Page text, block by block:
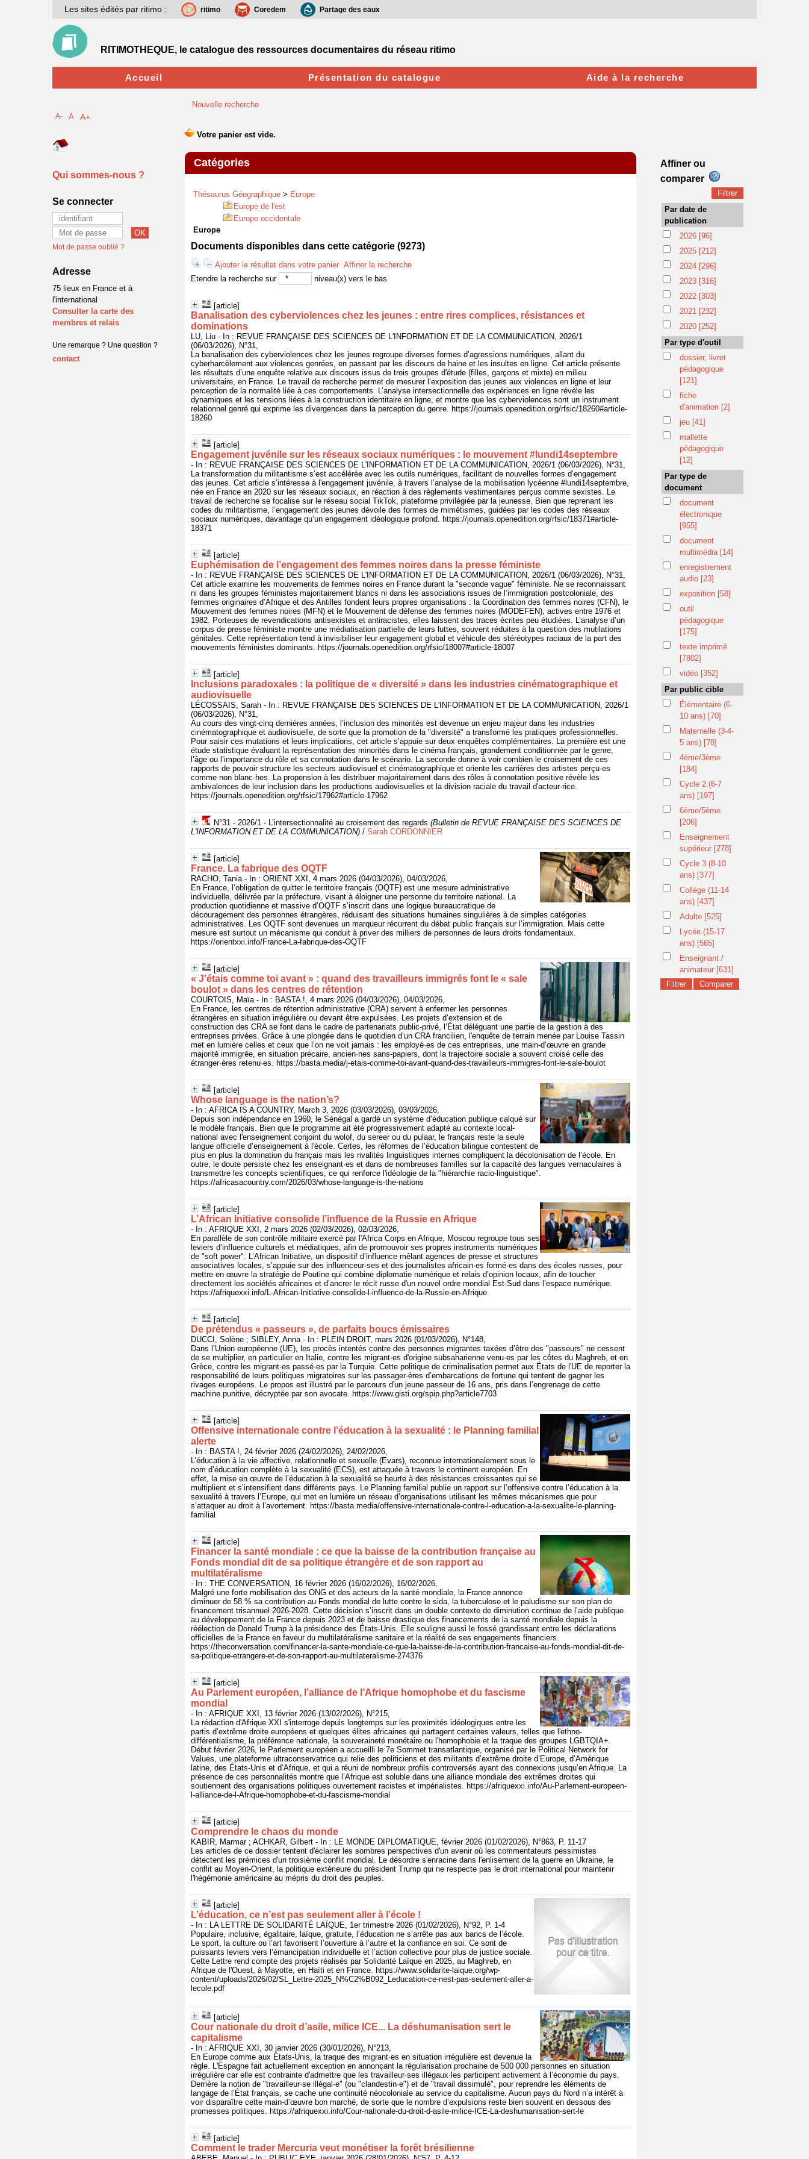
Nouvelle recherche
Catégories
Thésaurus Géographique > Europe
Europe de l'est
Europe occidentale
Europe
Documents disponibles dans cette catégorie (9273)
Ajouter le résultat dans votre panier Affiner la recherche
Etendre la recherche sur
niveau(x) vers le bas
[article]
Banalisation des cyberviolences chez les jeunes : entre rires complices, résistances et
dominations
LU, Liu - In : REVUE FRANÇAISE DES SCIENCES DE L'INFORMATION ET DE LA COMMUNICATION, 2026/1
(06/03/2026), N°31,
La banalisation des cyberviolences chez les jeunes regroupe diverses formes d’agressions numériques, allant du
cyberharcèlement aux violences genrées, en passant par les discours de haine et les insultes en ligne. Cet article présente
les résultats d’une enquête relative aux discours issus de trois groupes d'étude (filles, garçons et mixte) en milieu
universitaire, en France. Le travail de recherche permet de mesurer l’exposition des jeunes aux violences en ligne et leur
perception de la normalité liée à ces comportements. L’analyse intersectionnelle des expériences en ligne révèle les
dynamiques et les tensions liées à la construction identitaire en ligne, et montre que les cyberviolences sont un instrument
relationnel genré qui exprime les divergences dans la perception du genre. https://journals.openedition.org/rfsic/18260#article-
18260
[article]
Engagement juvénile sur les réseaux sociaux numériques : le mouvement #lundi14septembre
- In : REVUE FRANÇAISE DES SCIENCES DE L'INFORMATION ET DE LA COMMUNICATION, 2026/1 (06/03/2026), N°31,
La transformation du militantisme s’est accélérée avec les outils numériques, facilitant de nouvelles formes d’engagement
des jeunes. Cet article s’intéresse à l'engagement juvénile, à travers l’analyse de la mobilisation lycéenne #lundi14septembre,
née en France en 2020 sur les réseaux sociaux, en réaction à des règlements vestimentaires perçus comme sexistes. Le
travail de recherche se focalise sur le réseau social TikTok, plateforme privilégiée par la jeunesse. Bien que reprenant les
codes du militantisme, l’engagement des jeunes dévoile des formes de mimétismes, guidées par les codes des réseaux
sociaux numériques, davantage qu’un engagement idéologique profond. https://journals.openedition.org/rfsic/18371#article-
18371
[article]
Euphémisation de l’engagement des femmes noires dans la presse féministe
- In : REVUE FRANÇAISE DES SCIENCES DE L'INFORMATION ET DE LA COMMUNICATION, 2026/1 (06/03/2026), N°31,
Cet article examine les mouvements de femmes noires en France durant la "seconde vague" féministe. Ne se reconnaissant
ni dans les groupes féministes majoritairement blancs ni dans les associations issues de l’immigration postcoloniale, des
femmes originaires d’Afrique et des Antilles fondent leurs propres organisations : la Coordination des femmes noires (CFN), le
Mouvement des femmes noires (MFN) et le Mouvement de défense des femmes noires (MODEFEN), actives entre 1976 et
1982. Porteuses de revendications antisexistes et antiracistes, elles laissent des traces écrites peu étudiées. L’analyse d’un
corpus de presse féministe montre une médiatisation partielle de leurs luttes, souvent réduites à la question des mutilations
génitales. Cette représentation tend à invisibiliser leur engagement global et véhicule des stéréotypes raciaux de la part des
mouvements féministes dominants. https://journals.openedition.org/rfsic/18007#article-18007
[article]
Inclusions paradoxales : la politique de « diversité » dans les industries cinématographique et
audiovisuelle
LÉCOSSAIS, Sarah - In : REVUE FRANÇAISE DES SCIENCES DE L'INFORMATION ET DE LA COMMUNICATION, 2026/1
(06/03/2026), N°31,
Au cours des vingt-cinq dernières années, l’inclusion des minorités est devenue un enjeu majeur dans les industries
cinématographique et audiovisuelle, de sorte que la promotion de la "diversité" a transformé les pratiques professionnelles.
Pour saisir ces mutations et leurs implications, cet article s’appuie sur deux enquêtes complémentaires. La première est une
étude statistique évaluant la représentation des minorités dans le cinéma français, grandement conditionnée par le genre,
l’âge ou l’importance du rôle et sa connotation dans le scénario. La seconde donne à voir combien le croisement de ces
rapports de pouvoir structure les secteurs audiovisuel et cinématographique et oriente les carrières des artistes perçu·es
comme non blanc·hes. La propension à les distribuer majoritairement dans des rôles à connotation positive révèle les
ambivalences de leur inclusion dans les productions audiovisuelles et la division raciale du travail d'acteur·rice.
https://journals.openedition.org/rfsic/17962#article-17962
N°31 - 2026/1 - L’intersectionnalité au croisement des regards (Bulletin de REVUE FRANÇAISE DES SCIENCES DE
L'INFORMATION ET DE LA COMMUNICATION) / Sarah CORDONNIER
[article]
France. La fabrique des OQTF
RACHO, Tania - In : ORIENT XXI, 4 mars 2026 (04/03/2026), 04/03/2026,
En France, l’obligation de quitter le territoire français (OQTF) est une mesure administrative
individuelle, délivrée par la préfecture, visant à éloigner une personne du territoire national. La
production quotidienne et massive d’OQTF s’inscrit dans une logique bureaucratique de
découragement des personnes étrangères, réduisant des situations humaines singulières à de simples catégories
administratives. Les OQTF sont devenues un marqueur récurrent du débat public français sur l’immigration. Mais cette
mesure est surtout un mécanisme qui conduit à priver des milliers de personnes de leurs droits fondamentaux.
https://orientxxi.info/France-La-fabrique-des-OQTF
[article]
« J’étais comme toi avant » : quand des travailleurs immigrés font le « sale
boulot » dans les centres de rétention
COURTOIS, Maïa - In : BASTA !, 4 mars 2026 (04/03/2026), 04/03/2026,
En France, les centres de rétention administrative (CRA) servent à enfermer les personnes
étrangères en situation irrégulière ou devant être expulsées. Les projets d’extension et de
construction des CRA se font dans le cadre de partenariats public-privé, l’État déléguant une partie de la gestion à des
entreprises privées. Grâce à une plongée dans le quotidien d’un CRA francilien, l'enquête de terrain menée par Louise Tassin
met en lumière celles et ceux que l’on ne voit jamais : les employé·es de ces entreprises, une main-d’œuvre en grande
majorité immigrée, en situation précaire, ancien·nes sans-papiers, dont la trajectoire sociale a souvent croisé celle des
étranger·ères retenu·es. https://basta.media/j-etais-comme-toi-avant-quand-des-travailleurs-immigres-font-le-sale-boulot
[article]
Whose language is the nation’s?
- In : AFRICA IS A COUNTRY, March 3, 2026 (03/03/2026), 03/03/2026,
Depuis son indépendance en 1960, le Sénégal a gardé un système d’éducation publique calqué sur
le modèle français. Bien que le programme ait été progressivement adapté au contexte local-
national avec l'enseignement conjoint du wolof, du sereer ou du pulaar, le français reste la seule
langue officielle d’enseignement à l'école. Certes, les réformes de l’éducation bilingue contestent de
plus en plus la domination du français mais les rivalités linguistiques internes compliquent la décolonisation de l’école. En
outre, le doute persiste chez les enseignant·es et dans de nombreuses familles sur la capacité des langues vernaculaires à
transmettre les concepts scientifiques, ce qui renforce l'idéologie de la "hiérarchie racio-linguistique".
https://africasacountry.com/2026/03/whose-language-is-the-nations
[article]
L’African Initiative consolide l’influence de la Russie en Afrique
- In : AFRIQUE XXI, 2 mars 2026 (02/03/2026), 02/03/2026,
En parallèle de son contrôle militaire exercé par l'Africa Corps en Afrique, Moscou regroupe tous ses
leviers d’influence culturels et médiatiques, afin de promouvoir ses propres instruments numériques
de "soft power". L’African Initiative, un dispositif d’influence mêlant agences de presse et structures
associatives locales, s’appuie sur des influenceur·ses et des journalistes africain·es formé·es dans des écoles russes, pour
mettre en œuvre la stratégie de Poutine qui combine diplomatie numérique et relais d’opinion locaux, afin de toucher
directement les sociétés africaines et d’ancrer le récit russe d'un nouvel ordre mondial Est-Sud dans l’espace numérique.
https://afriquexxi.info/L-African-Initiative-consolide-l-influence-de-la-Russie-en-Afrique
[article]
De prétendus « passeurs », de parfaits boucs émissaires
DUCCI, Solène ; SIBLEY, Anna - In : PLEIN DROIT, mars 2026 (01/03/2026), N°148,
Dans l’Union européenne (UE), les procès intentés contre des personnes migrantes taxées d’être des "passeurs" ne cessent
de se multiplier, en particulier en Italie, contre les migrant·es d'origine subsaharienne venu·es par les côtes du Maghreb, et en
Grèce, contre les migrant·es passé·es par la Turquie. Cette politique de criminalisation permet aux États de l'UE de reporter la
responsabilité de leurs politiques migratoires sur les passager·ères d’embarcations de fortune qui tentent de gagner les
rivages européens. Le propos est illustré par le parcours d'un jeune passeur de 16 ans, pris dans l’engrenage de cette
machine punitive, décryptée par son avocate. https://www.gisti.org/spip.php?article7703
[article]
Offensive internationale contre l’éducation à la sexualité : le Planning familial
alerte
- In : BASTA !, 24 février 2026 (24/02/2026), 24/02/2026,
L’éducation à la vie affective, relationnelle et sexuelle (Evars), reconnue internationalement sous le
nom d’éducation complète à la sexualité (ECS), est attaquée à travers le continent européen. En
effet, la mise en œuvre de l’éducation à la sexualité se heurte à des résistances croissantes qui se
multiplient et s’intensifient dans différents pays. Le Planning familial publie un rapport sur l’offensive contre l’éducation à la
sexualité à travers l’Europe, qui met en lumière un réseau d’organisations utilisant les mêmes mécanismes que pour
s’attaquer au droit à l’avortement. https://basta.media/offensive-internationale-contre-l-education-a-la-sexualite-le-planning-
familial
[article]
Financer la santé mondiale : ce que la baisse de la contribution française au
Fonds mondial dit de sa politique étrangère et de son rapport au
multilatéralisme
- In : THE CONVERSATION, 16 février 2026 (16/02/2026), 16/02/2026,
Malgré une forte mobilisation des ONG et des acteurs de la santé mondiale, la France annonce
diminuer de 58 % sa contribution au Fonds mondial de lutte contre le sida, la tuberculose et le paludisme sur son plan de
financement trisannuel 2026-2028. Cette décision s’inscrit dans un double contexte de diminution continue de l’aide publique
au développement de la France depuis 2023 et de baisse drastique des financements de la santé mondiale depuis la
réélection de Donald Trump à la présidence des États-Unis. Elle souligne aussi le fossé grandissant entre les déclarations
officielles de la France en faveur du multilatéralisme sanitaire et la réalité de ses engagements financiers.
https://theconversation.com/financer-la-sante-mondiale-ce-que-la-baisse-de-la-contribution-francaise-au-fonds-mondial-dit-de-
sa-politique-etrangere-et-de-son-rapport-au-multilateralisme-274376
[article]
Au Parlement européen, l’alliance de l’Afrique homophobe et du fascisme
mondial
- In : AFRIQUE XXI, 13 février 2026 (13/02/2026), N°215,
La rédaction d'Afrique XXI s'interroge depuis longtemps sur les proximités idéologiques entre les
partis d’extrême droite européens et quelques élites africaines qui partagent certaines valeurs, telles que l'ethno-
différentialisme, la préférence nationale, la souveraineté monétaire ou l'homophobie et la traque des groupes LGBTQIA+.
Début février 2026, le Parlement européen a accueilli le 7e Sommet transatlantique, organisé par le Political Network for
Values, une plateforme ultraconservatrice qui relie des politiciens et des militants d’extrême droite d’Europe, d’Amérique
latine, des États-Unis et d’Afrique, et qui a réuni de nombreux profils controversés ayant des connexions jusqu’en Afrique. La
présence de ces personnalités montre que l’Afrique est soluble dans une alliance mondiale des extrêmes droites qui
soutiennent des organisations politiques ouvertement racistes et impérialistes. https://afriquexxi.info/Au-Parlement-europeen-
l-alliance-de-l-Afrique-homophobe-et-du-fascisme-mondial
[article]
Comprendre le chaos du monde
KABIR, Marmar ; ACHKAR, Gilbert - In : LE MONDE DIPLOMATIQUE, février 2026 (01/02/2026), N°863, P. 11-17
Les articles de ce dossier tentent d'éclairer les sombres perspectives d'un avenir où les commentateurs pessimistes
détectent les prémices d'un troisième conflit mondial. Le désordre s'enracine dans l'enlisement de la guerre en Ukraine, le
conflit au Moyen-Orient, la politique extérieure du président Trump qui ne respecte pas le droit international pour maintenir
l'hégémonie américaine au mépris du droit des peuples.
[article]
L’éducation, ce n’est pas seulement aller à l’école !
- In : LA LETTRE DE SOLIDARITÉ LAÏQUE, 1er trimestre 2026 (01/02/2026), N°92, P. 1-4
Populaire, inclusive, égalitaire, laïque, gratuite, l’éducation ne s’arrête pas aux bancs de l’école.
Le sport, la culture ou l’art favorisent l’ouverture à l’autre et la confiance en soi. Ce sont de
puissants leviers vers l’émancipation individuelle et l’action collective pour plus de justice sociale.
Cette Lettre rend compte des projets réalisés par Solidarité Laïque en 2025, au Maghreb, en
Afrique de l'Ouest, à Mayotte, en Haïti et en France. https://www.solidarite-laique.org/wp-
content/uploads/2026/02/SL_Lettre-2025_N%C2%B092_Leducation-ce-nest-pas-seulement-aller-a-
lecole.pdf
[article]
Cour nationale du droit d’asile, milice ICE... La déshumanisation sert le
capitalisme
- In : AFRIQUE XXI, 30 janvier 2026 (30/01/2026), N°213,
En Europe comme aux États-Unis, la traque des migrant·es en situation irrégulière est devenue la
règle. L'Espagne fait actuellement exception en annonçant la régularisation prochaine de 500 000 personnes en situation
irrégulière car elle est contrainte d'admettre que les travailleur·ses illégaux·les participent activement à l’économie du pays.
Derrière la notion de "travailleur·se illégal·e" (ou "clandestin·e") et de "travail dissimulé", pour reprendre les éléments de
langage de l’État français, se cache une continuité néocoloniale au service du capitalisme. Aucun pays du Nord n’a intérêt à
voir disparaître cette main-d’œuvre bon marché, de sorte que le nombre d’expulsions reste bien souvent en dessous des
promesses politiques. https://afriquexxi.info/Cour-nationale-du-droit-d-asile-milice-ICE-La-deshumanisation-sert-le
[article]
Comment le trader Mercuria veut monétiser la forêt brésilienne
Les sites édités par ritimo : ritimo Coredem Partage des eaux
RITIMOTHEQUE, le catalogue des ressources documentaires du réseau ritimo
Accueil Présentation du catalogue Aide à la recherche
A- A A+
Qui sommes-nous ?
Se connecter
Mot de passe oublié ?
Adresse
75 lieux en France et à
l'international
Consulter la carte des
membres et relais
Une remarque ? Une question ?
contact
Affiner ou
comparer
Par date de
publication
2026 [96]
2025 [212]
2024 [296]
2023 [316]
2022 [303]
2021 [232]
2020 [252]
Par type d'outil
dossier, livret
pédagogique
[121]
fiche
d'animation [2]
jeu [41]
mallette
pédagogique
[12]
Par type de
document
document
électronique
[955]
document
multimédia [14]
enregistrement
audio [23]
exposition [58]
outil
pédagogique
[175]
texte imprimé
[7802]
vidéo [352]
Par public cible
Élémentaire (6-
10 ans) [70]
Maternelle (3-4-
5 ans) [78]
4ème/3ème
[184]
Cycle 2 (6-7
ans) [197]
6ème/5ème
[206]
Enseignement
supérieur [278]
Cycle 3 (8-10
ans) [377]
Collège (11-14
ans) [437]
Adulte [525]
Lycée (15-17
ans) [565]
Enseignant /
animateur [631]